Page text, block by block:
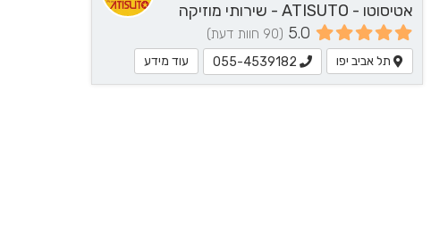
אטיסוטו - ATISUTO - שירותי מוזיקה
5.0 (90 חוות דעת)
תל אביב יפו 055-4539182 עוד מידע